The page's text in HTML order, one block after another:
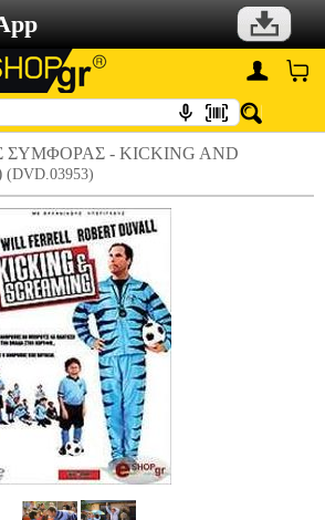
- KICKING AND
(DVD.03953)